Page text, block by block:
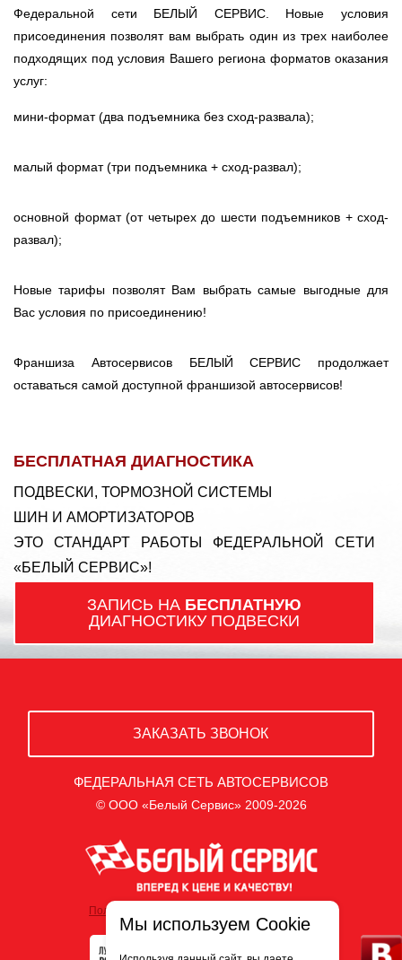
Федеральной сети БЕЛЫЙ СЕРВИС. Новые условия
присоединения позволят вам выбрать один из трех наиболее
подходящих под условия Вашего региона форматов оказания
услуг:
мини-формат (два подъемника без сход-развала);
малый формат (три подъемника + сход-развал);
основной формат (от четырех до шести подъемников + сход-
развал);
Новые тарифы позволят Вам выбрать самые выгодные для
Вас условия по присоединению!
Франшиза Автосервисов БЕЛЫЙ СЕРВИС продолжает
оставаться самой доступной франшизой автосервисов!
БЕСПЛАТНАЯ ДИАГНОСТИКА
ПОДВЕСКИ, ТОРМОЗНОЙ СИСТЕМЫ
ШИН И АМОРТИЗАТОРОВ
ЭТО СТАНДАРТ РАБОТЫ ФЕДЕРАЛЬНОЙ СЕТИ
«БЕЛЫЙ СЕРВИС»!
ЗАПИСЬ НА БЕСПЛАТНУЮ
ДИАГНОСТИКУ ПОДВЕСКИ
ЗАКАЗАТЬ ЗВОНОК
ФЕДЕРАЛЬНАЯ СЕТЬ АВТОСЕРВИСОВ
© ООО «Белый Сервис» 2009-2026
Политика обработки персональных данных
Мы используем Cookie